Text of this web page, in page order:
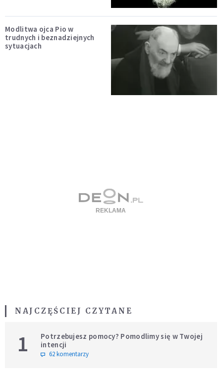
Modlitwa ojca Pio w
trudnych i beznadziejnych
sytuacjach
NAJCZĘŚCIEJ CZYTANE
1
Potrzebujesz pomocy? Pomodlimy się w Twojej
intencji
62 komentarzy